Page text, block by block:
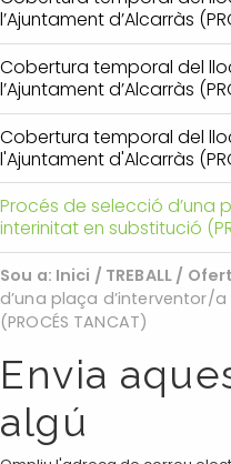
l’Ajuntament d’Alcarràs
Cobertura temporal del
l’Ajuntament d’Alcarràs
Cobertura temporal del
l'Ajuntament d'Alcarràs
Procés de selecció d’una
interinitat en substitució
Sou a: Inici / TREBALL /
d’una plaça d’interventor/
(PROCÉS TANCAT)
Envia
algú